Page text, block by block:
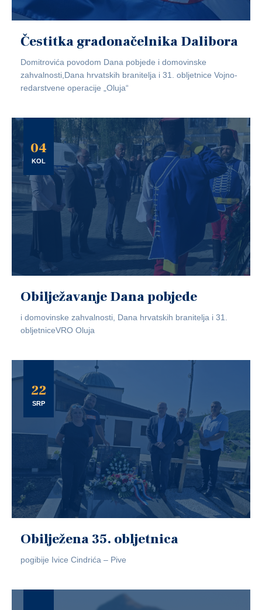
Čestitka gradonačelnika Dalibora
Domitrovića povodom Dana pobjede i domovinske
zahvalnosti,Dana hrvatskih branitelja i 31. obljetnice Vojno-
redarstvene operacije „Oluja“
04
KOL
Obilježavanje Dana pobjede
i domovinske zahvalnosti, Dana hrvatskih branitelja i 31.
obljetniceVRO Oluja
22
SRP
Obilježena 35. obljetnica
pogibije Ivice Cindrića – Pive